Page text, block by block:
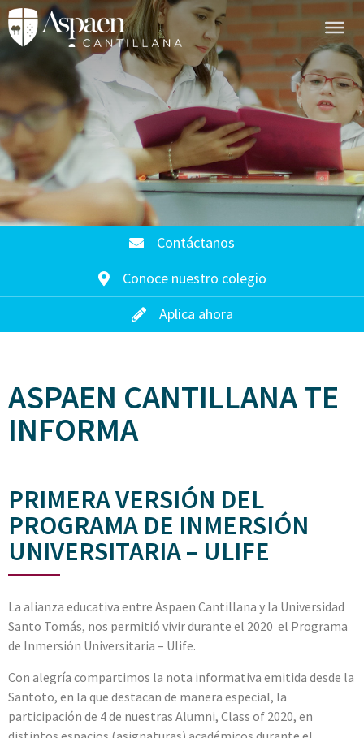
Contáctanos
Conoce nuestro colegio
Aplica ahora
ASPAEN CANTILLANA TE
INFORMA
PRIMERA VERSIÓN DEL
PROGRAMA DE INMERSIÓN
UNIVERSITARIA – ULIFE
La alianza educativa entre Aspaen Cantillana y la Universidad
Santo Tomás, nos permitió vivir durante el 2020 el Programa
de Inmersión Universitaria – Ulife.
Con alegría compartimos la nota informativa emitida desde la
Santoto, en la que destacan de manera especial, la
participación de 4 de nuestras Alumni, Class of 2020, en